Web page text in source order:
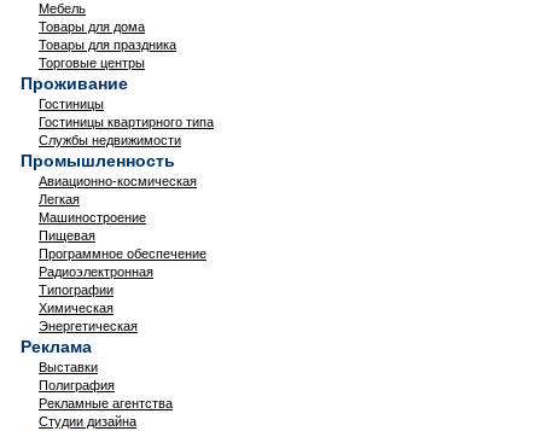
Мебель
Товары для дома
Товары для праздника
Торговые центры
Проживание
Гостиницы
Гостиницы квартирного типа
Службы недвижимости
Промышленность
Авиационно-космическая
Легкая
Машиностроение
Пищевая
Программное обеспечение
Радиоэлектронная
Типографии
Химическая
Энергетическая
Реклама
Выставки
Полиграфия
Рекламные агентства
Студии дизайна